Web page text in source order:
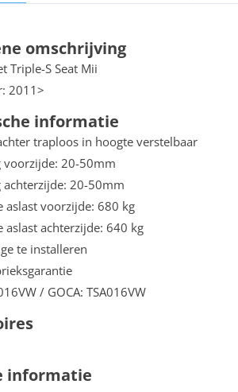
omschrijving
Triple-S Seat Mii
2011>
informatie
traploos in hoogte verstelbaar
voorzijde: 20-50mm
achterzijde: 20-50mm
aslast voorzijde: 680 kg
aslast achterzijde: 640 kg
te installeren
/ GOCA: TSA016VW
informatie